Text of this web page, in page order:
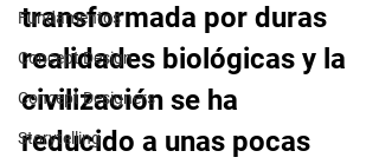
Fundamentos
Concept Design
Concept Designers
Storytelling
transformada por duras
realidades biológicas y la
civilización se ha
reducido a unas pocas